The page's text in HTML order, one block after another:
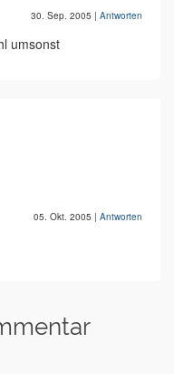
30. Sep. 2005 | Antworten
umsonst
05. Okt. 2005 | Antworten